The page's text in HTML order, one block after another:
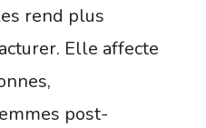
rend plus
Elle affecte
post-